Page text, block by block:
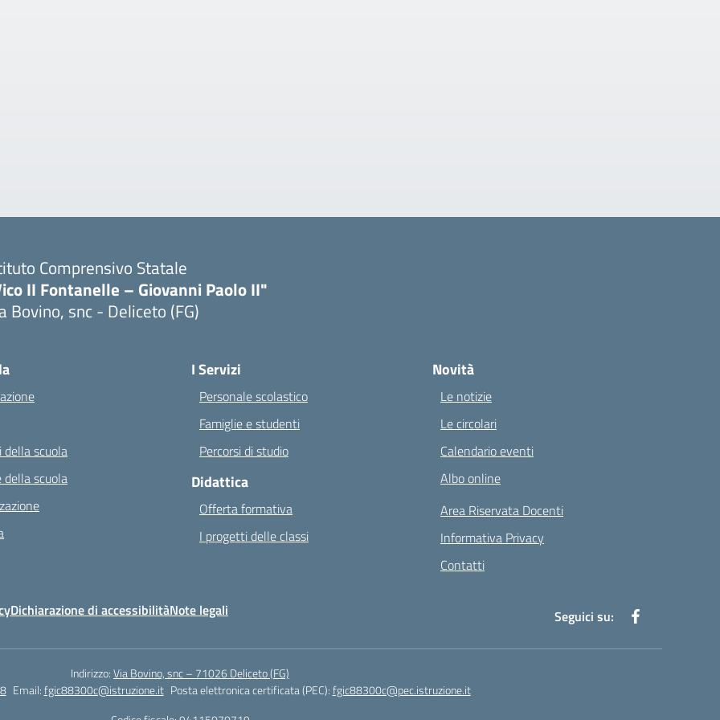
Comprensivo Statale
II Fontanelle – Giovanni Paolo II"
Bovino, snc - Deliceto (FG)
della scuola
della scuola
I Servizi
Personale scolastico
Famiglie e studenti
Percorsi di studio
Didattica
Offerta formativa
I progetti delle classi
Novità
Le notizie
Le circolari
Calendario eventi
Albo online
Area Riservata Docenti
Informativa Privacy
Contatti
Dichiarazione di accessibilitàNote legali Seguici su:
Indirizzo:Via Bovino, snc – 71026 Deliceto (FG)
Email:fgic88300c@istruzione.it Posta elettronica certificata (PEC):fgic88300c@pec.istruzione.it